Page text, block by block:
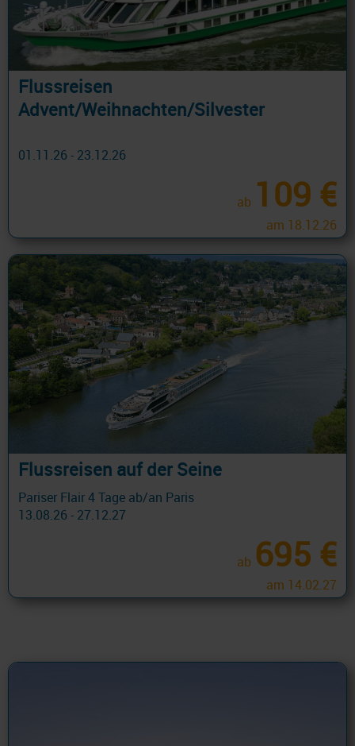
Flussreisen
Advent/Weihnachten/Silvester
01.11.26 - 23.12.26
ab 109 €
am 18.12.26
Flussreisen auf der Seine
Pariser Flair 4 Tage ab/an Paris
13.08.26 - 27.12.27
ab 695 €
am 14.02.27